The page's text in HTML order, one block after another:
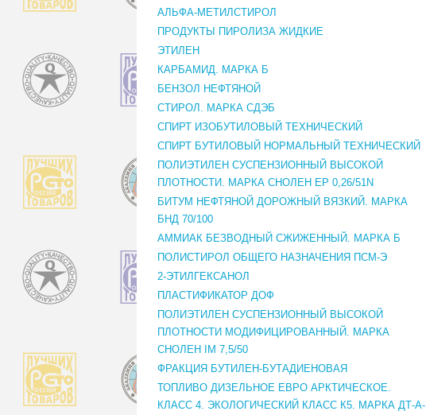
АЛЬФА-МЕТИЛСТИРОЛ
ПРОДУКТЫ ПИРОЛИЗА ЖИДКИЕ
ЭТИЛЕН
КАРБАМИД. МАРКА Б
БЕНЗОЛ НЕФТЯНОЙ
СТИРОЛ. МАРКА СДЭБ
СПИРТ ИЗОБУТИЛОВЫЙ ТЕХНИЧЕСКИЙ
СПИРТ БУТИЛОВЫЙ НОРМАЛЬНЫЙ ТЕХНИЧЕСКИЙ
ПОЛИЭТИЛЕН СУСПЕНЗИОННЫЙ ВЫСОКОЙ
ПЛОТНОСТИ. МАРКА СНОЛЕН ЕР 0,26/51N
БИТУМ НЕФТЯНОЙ ДОРОЖНЫЙ ВЯЗКИЙ. МАРКА
БНД 70/100
АММИАК БЕЗВОДНЫЙ СЖИЖЕННЫЙ. МАРКА Б
ПОЛИСТИРОЛ ОБЩЕГО НАЗНАЧЕНИЯ ПСМ-Э
2-ЭТИЛГЕКСАНОЛ
ПЛАСТИФИКАТОР ДОФ
ПОЛИЭТИЛЕН СУСПЕНЗИОННЫЙ ВЫСОКОЙ
ПЛОТНОСТИ МОДИФИЦИРОВАННЫЙ. МАРКА
СНОЛЕН IM 7,5/50
ФРАКЦИЯ БУТИЛЕН-БУТАДИЕНОВАЯ
ТОПЛИВО ДИЗЕЛЬНОЕ ЕВРО АРКТИЧЕСКОЕ.
КЛАСС 4. ЭКОЛОГИЧЕСКИЙ КЛАСС К5. МАРКА ДТ-А-